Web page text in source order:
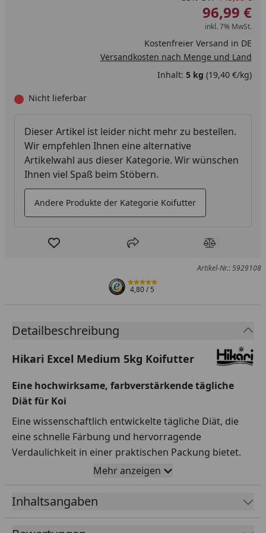
96,99 €
inkl. 7% MwSt.
Kostenfreier Versand in DE
Versandkosten nach Menge und Land
Inhalt: 5 kg (19,40 €/kg)
Nicht lieferbar
Dieser Artikel ist leider nicht mehr zu bestellen.
Wir empfehlen Ihnen eine alternative
Artikelwahl aus dieser Kategorie. Wir wünschen
Ihnen viel Spaß beim Stöbern.
Andere Produkte der Kategorie Koifutter
Produkt zur Wunschliste hinzufügen
Teilen Produkt
Artikel-Nr.: 5929108
4,80/ 5
Detailbeschreibung
Hikari Excel Medium 5kg Koifutter
Eine hochwirksame, farbverstärkende tägliche
Diät für Koi
Eine wissenschaftlich entwickelte tägliche Diät, die
eine schnelle Färbung und hervorragende
Verdaulichkeit in einer praktischen Packung bietet.
Hikari Excel ist eine leicht verdauliche,
wissenschaftlich entwickelte farbverbessernde Diät,
die aus einer Mischung des hoch nahrhaften,
innersten Teils des Weizenkeimkerns und rein
Mehr anzeigen
Inhaltsangaben